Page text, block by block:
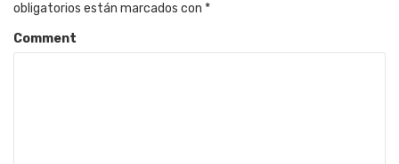
obligatorios están marcados con *
Comment